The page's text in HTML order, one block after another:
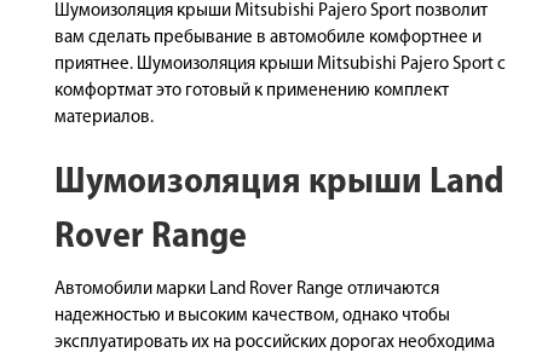
Шумоизоляция крыши Mitsubishi Pajero Sport позволит
вам сделать пребывание в автомобиле комфортнее и
приятнее. Шумоизоляция крыши Mitsubishi Pajero Sport с
комфортмат это готовый к применению комплект
материалов.
Шумоизоляция крыши Land
Rover Range
Автомобили марки Land Rover Range отличаются
надежностью и высоким качеством, однако чтобы
эксплуатировать их на российских дорогах необходима